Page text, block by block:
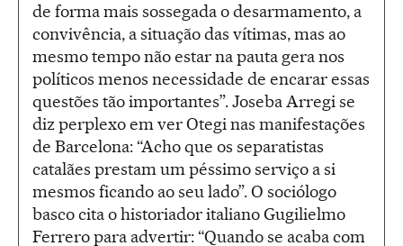
de forma mais sossegada o desarmamento, a
convivência, a situação das vítimas, mas ao
mesmo tempo não estar na pauta gera nos
políticos menos necessidade de encarar essas
questões tão importantes”. Joseba Arregi se
diz perplexo em ver Otegi nas manifestações
de Barcelona: “Acho que os separatistas
catalães prestam um péssimo serviço a si
mesmos ficando ao seu lado”. O sociólogo
basco cita o historiador italiano Gugilielmo
Ferrero para advertir: “Quando se acaba com